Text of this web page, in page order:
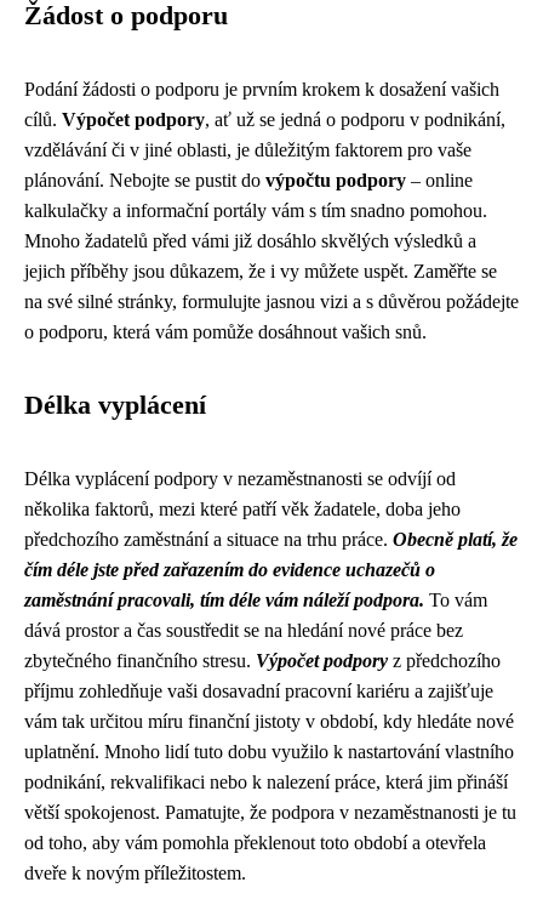
Žádost o podporu
Podání žádosti o podporu je prvním krokem k dosažení vašich
cílů. Výpočet podpory, ať už se jedná o podporu v podnikání,
vzdělávání či v jiné oblasti, je důležitým faktorem pro vaše
plánování. Nebojte se pustit do výpočtu podpory – online
kalkulačky a informační portály vám s tím snadno pomohou.
Mnoho žadatelů před vámi již dosáhlo skvělých výsledků a
jejich příběhy jsou důkazem, že i vy můžete uspět. Zaměřte se
na své silné stránky, formulujte jasnou vizi a s důvěrou požádejte
o podporu, která vám pomůže dosáhnout vašich snů.
Délka vyplácení
Délka vyplácení podpory v nezaměstnanosti se odvíjí od
několika faktorů, mezi které patří věk žadatele, doba jeho
předchozího zaměstnání a situace na trhu práce. Obecně platí, že
čím déle jste před zařazením do evidence uchazečů o
zaměstnání pracovali, tím déle vám náleží podpora. To vám
dává prostor a čas soustředit se na hledání nové práce bez
zbytečného finančního stresu. Výpočet podpory z předchozího
příjmu zohledňuje vaši dosavadní pracovní kariéru a zajišťuje
vám tak určitou míru finanční jistoty v období, kdy hledáte nové
uplatnění. Mnoho lidí tuto dobu využilo k nastartování vlastního
podnikání, rekvalifikaci nebo k nalezení práce, která jim přináší
větší spokojenost. Pamatujte, že podpora v nezaměstnanosti je tu
od toho, aby vám pomohla překlenout toto období a otevřela
dveře k novým příležitostem.